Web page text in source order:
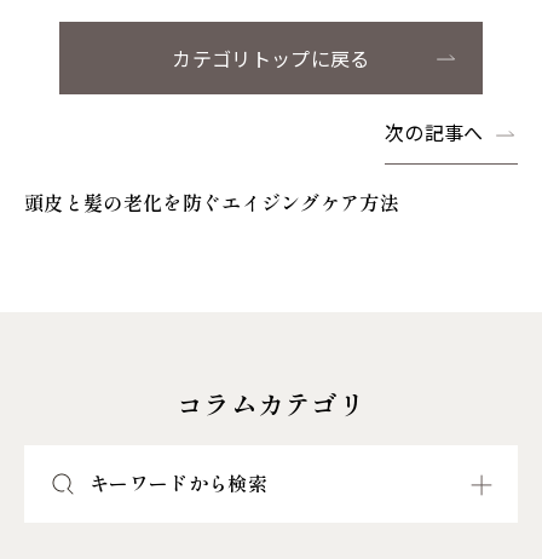
カテゴリトップに戻る
次の記事へ
頭皮と髪の老化を防ぐエイジングケア方法
コラムカテゴリ
キーワードから検索